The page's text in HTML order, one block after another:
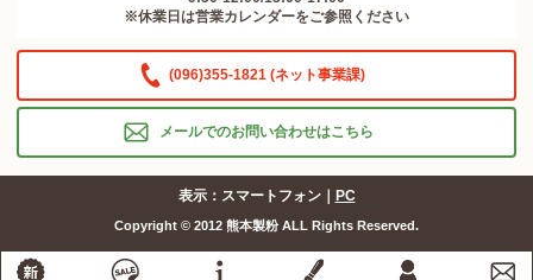
※休業日は営業カレンダーをご参照ください
(096)355-1821 (ネット事業課)
メールでのお問い合わせはこちら
表示：スマートフォン｜ PC
Copyright © 2012 熊本製粉 ALL Rights Reserved.